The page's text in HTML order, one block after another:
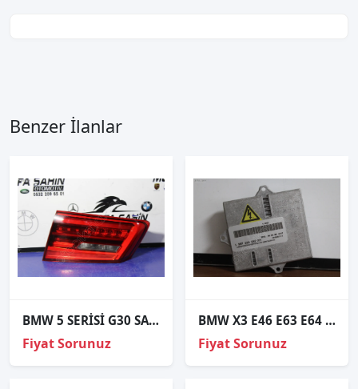
Benzer İlanlar
BMW 5 SERİSİ G30 SAG ARKA STOP 7376474
Fiyat Sorunuz
BMW X3 E46 E63 E64 E83 SIFIR XENON FAR BEYNİ 63126907496
Fiyat Sorunuz